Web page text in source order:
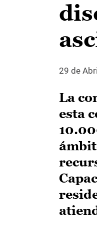
29 de
La
esta